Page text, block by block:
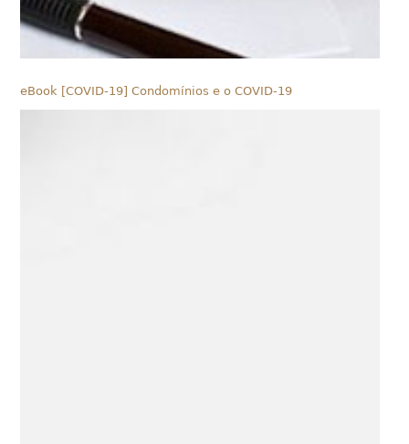
eBook [COVID-19] Condomínios e o COVID-19